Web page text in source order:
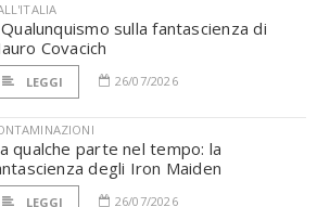
sulla fantascienza di
Covacich
LEGGI 26/07/2026
qualche parte nel tempo: la
degli Iron Maiden
LEGGI 26/07/2026